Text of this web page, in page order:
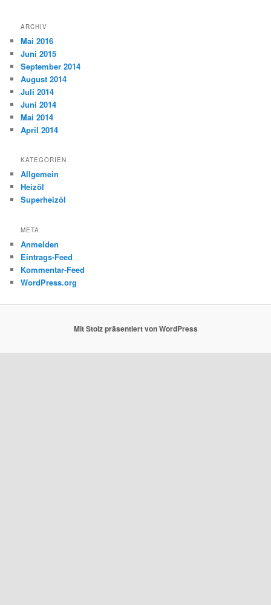
ARCHIV
Mai 2016
Juni 2015
September 2014
August 2014
Juli 2014
Juni 2014
Mai 2014
April 2014
KATEGORIEN
Allgemein
Heizöl
Superheizöl
META
Anmelden
Eintrags-Feed
Kommentar-Feed
WordPress.org
Mit Stolz präsentiert von WordPress